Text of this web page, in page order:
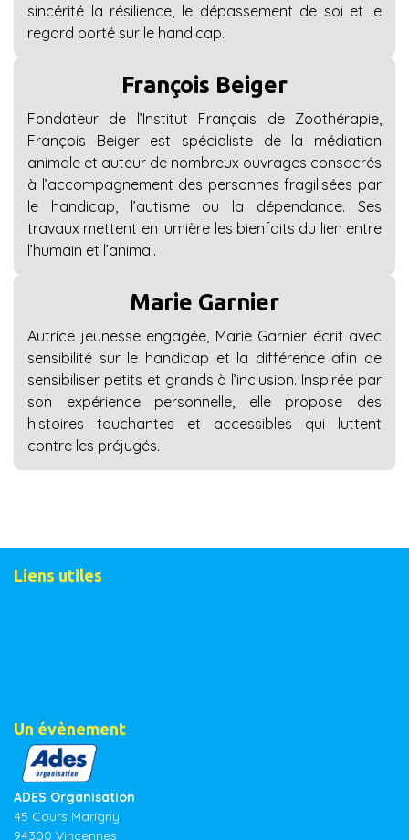
sincérité la résilience, le dépassement de soi et le
regard porté sur le handicap.
François Beiger
Fondateur de l’Institut Français de Zoothérapie,
François Beiger est spécialiste de la médiation
animale et auteur de nombreux ouvrages consacrés
à l’accompagnement des personnes fragilisées par
le handicap, l’autisme ou la dépendance. Ses
travaux mettent en lumière les bienfaits du lien entre
l’humain et l’animal.
Marie Garnier
Autrice jeunesse engagée, Marie Garnier écrit avec
sensibilité sur le handicap et la différence afin de
sensibiliser petits et grands à l’inclusion. Inspirée par
son expérience personnelle, elle propose des
histoires touchantes et accessibles qui luttent
contre les préjugés.
Liens utiles
Un évènement
ADES Organisation
45 Cours Marigny
94300 Vincennes